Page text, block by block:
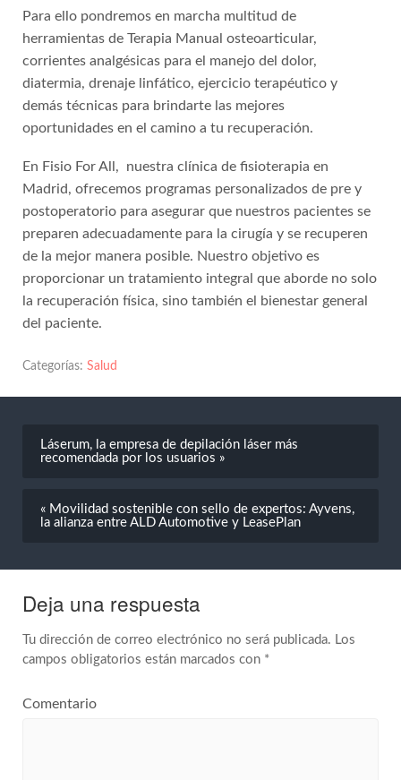
Para ello pondremos en marcha multitud de
herramientas de Terapia Manual osteoarticular,
corrientes analgésicas para el manejo del dolor,
diatermia, drenaje linfático, ejercicio terapéutico y
demás técnicas para brindarte las mejores
oportunidades en el camino a tu recuperación.
En Fisio For All, nuestra clínica de fisioterapia en
Madrid, ofrecemos programas personalizados de pre y
postoperatorio para asegurar que nuestros pacientes se
preparen adecuadamente para la cirugía y se recuperen
de la mejor manera posible. Nuestro objetivo es
proporcionar un tratamiento integral que aborde no solo
la recuperación física, sino también el bienestar general
del paciente.
Categorías: Salud
Láserum, la empresa de depilación láser más
recomendada por los usuarios »
« Movilidad sostenible con sello de expertos: Ayvens,
la alianza entre ALD Automotive y LeasePlan
Deja una respuesta
Tu dirección de correo electrónico no será publicada.
Los
campos obligatorios están marcados con *
Comentario